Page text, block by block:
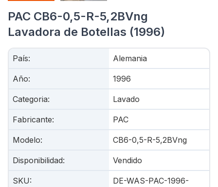
PAC CB6-0,5-R-5,2BVng
Lavadora de Botellas (1996)
País: Alemania
Año: 1996
Categoria: Lavado
Fabricante: PAC
Modelo: CB6-0,5-R-5,2BVng
Disponibilidad: Vendido
SKU:
DE-WAS-PAC-1996-